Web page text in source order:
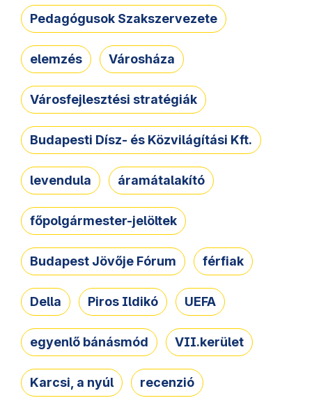
Pedagógusok Szakszervezete
elemzés Városháza
Városfejlesztési stratégiák
Budapesti Dísz- és Közvilágítási Kft.
levendula áramátalakító
főpolgármester-jelöltek
Budapest Jövője Fórum férfiak
Della Piros Ildikó UEFA
egyenlő bánásmód VII.kerület
Karcsi, a nyúl recenzió